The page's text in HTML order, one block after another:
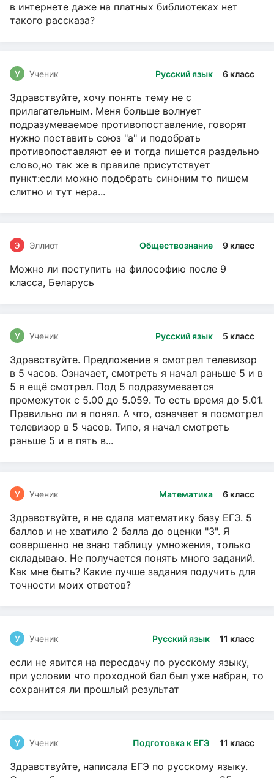
в интернете даже на платных библиотеках нет
такого рассказа?
Русский язык 6 класс
У Ученик
Здравствуйте, хочу понять тему не с
прилагательным. Меня больше волнует
подразумеваемое противопоставление, говорят
нужно поставить союз "а" и подобрать
противопоставляют ее и тогда пишется раздельно
слово,но так же в правиле присутствует
пункт:если можно подобрать синоним то пишем
слитно и тут нера...
Обществознание 9 класс
Э Эллиот
Можно ли поступить на философию после 9
класса, Беларусь
Русский язык 5 класс
У Ученик
Здравствуйте. Предложение я смотрел телевизор
в 5 часов. Означает, смотреть я начал раньше 5 и в
5 я ещё смотрел. Под 5 подразумевается
промежуток с 5.00 до 5.059. То есть время до 5.01.
Правильно ли я понял. А что, означает я посмотрел
телевизор в 5 часов. Типо, я начал смотреть
раньше 5 и в пять в...
Математика 6 класс
У Ученик
Здравствуйте, я не сдала математику базу ЕГЭ. 5
баллов и не хватило 2 балла до оценки "3". Я
совершенно не знаю таблицу умножения, только
складываю. Не получается понять много заданий.
Как мне быть? Какие лучше задания подучить для
точности моих ответов?
Русский язык 11 класс
У Ученик
если не явится на пересдачу по русскому языку,
при условии что проходной бал был уже набран, то
сохранится ли прошлый результат
Подготовка к ЕГЭ 11 класс
У Ученик
Здравствуйте, написала ЕГЭ по русскому языку.